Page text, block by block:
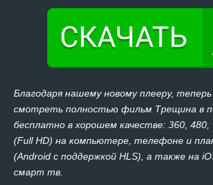
Благодаря нашему новому плееру,
смотреть полностью фильм Трещина в
бесплатно в хорошем качестве: 360, 480,
(Full HD) на компьютере, телефоне и
(Android с поддержкой HLS), а также на
смарт тв.